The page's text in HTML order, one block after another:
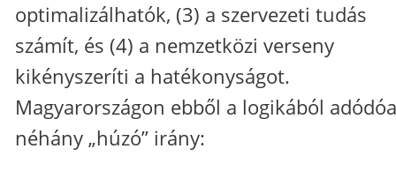
optimalizálhatók, (3) a szervezeti tudás
számít, és (4) a nemzetközi verseny
kikényszeríti a hatékonyságot.
Magyarországon ebből a logikából
néhány „húzó” irány: